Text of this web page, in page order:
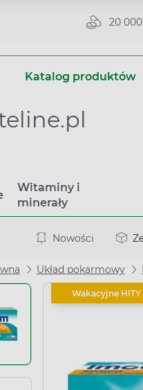
20
Katalog produktów
Witaminy i
minerały
Nowości
Układ pokarmowy
Wakacyjne HITY